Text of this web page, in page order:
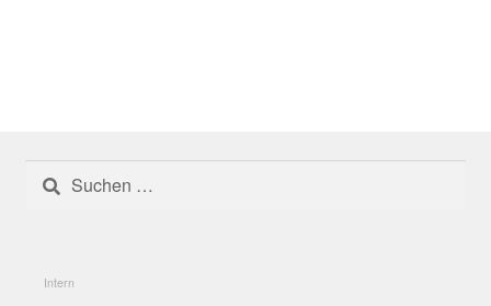
Informations- und Vernetzungsplattformen
Innenentwicklung
Suchen
nach:
Intern